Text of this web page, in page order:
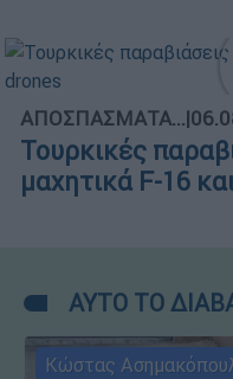
ΑΠΟΣΠΑΣΜΑΤΑ...|
Τουρκικές
μαχητικά F-16
ΑΥΤΟ ΤΟ
Κώστας